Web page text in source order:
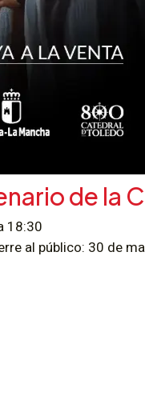
de la
18:30
al público: 30 de